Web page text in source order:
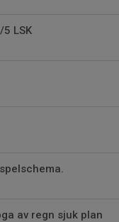
LSK
av regn sjuk plan